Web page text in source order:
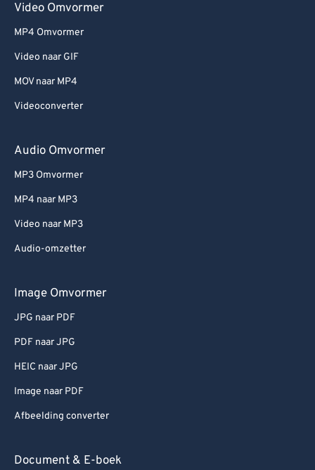
Video Omvormer
MP4 Omvormer
Video naar GIF
MOV naar MP4
Videoconverter
Audio Omvormer
MP3 Omvormer
MP4 naar MP3
Video naar MP3
Audio-omzetter
Image Omvormer
JPG naar PDF
PDF naar JPG
HEIC naar JPG
Image naar PDF
Afbeelding converter
Document & E-boek